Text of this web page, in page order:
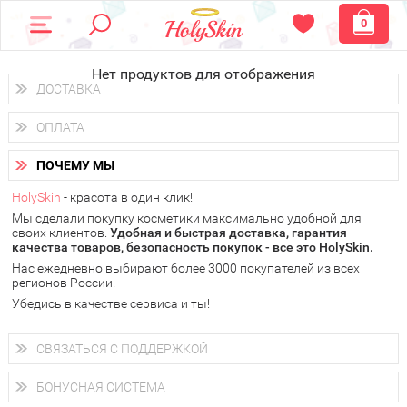
0
Нет продуктов для отображения
ДОСТАВКА
Доставка осуществляетсяпо всем городам России.
Вы можете выбрать доставку курьером, Почтой России или
получить заказ в пунктах выдачи PickPoint или пункте
самовывоза.
В 20 городах России доставка осуществляется ужена
следующий день.
у Вас всегда есть возможность получитьбесплатную
доставку от HolySkin.
подробнее об условиях доставки и оплаты в Вашем городе
ОПЛАТА
Вы можете оплатить свой заказ любым удобным способом:
наличными деньгами (
через интернет-банк (Альфа-банк, Сбербанк) и другими
электронными способами.
ПОЧЕМУ МЫ
HolySkin - красота в один клик!
Мы сделали покупку косметики максимально удобной для
своих клиентов. Удобная и быстрая доставка, гарантия
качества товаров, безопасность покупок - все это HolySkin.
Нас ежедневно выбирают более 3000 покупателей из всех
регионов России.
Убедись в качестве сервиса и ты!
СВЯЗАТЬСЯ С ПОДДЕРЖКОЙ
+7 (800) 707-24-55
Мы будем рады ответить на все Ваши вопросы по работе
магазина, проконсультировать по товарам, рассказать о
БОНУСНАЯ СИСТЕМА